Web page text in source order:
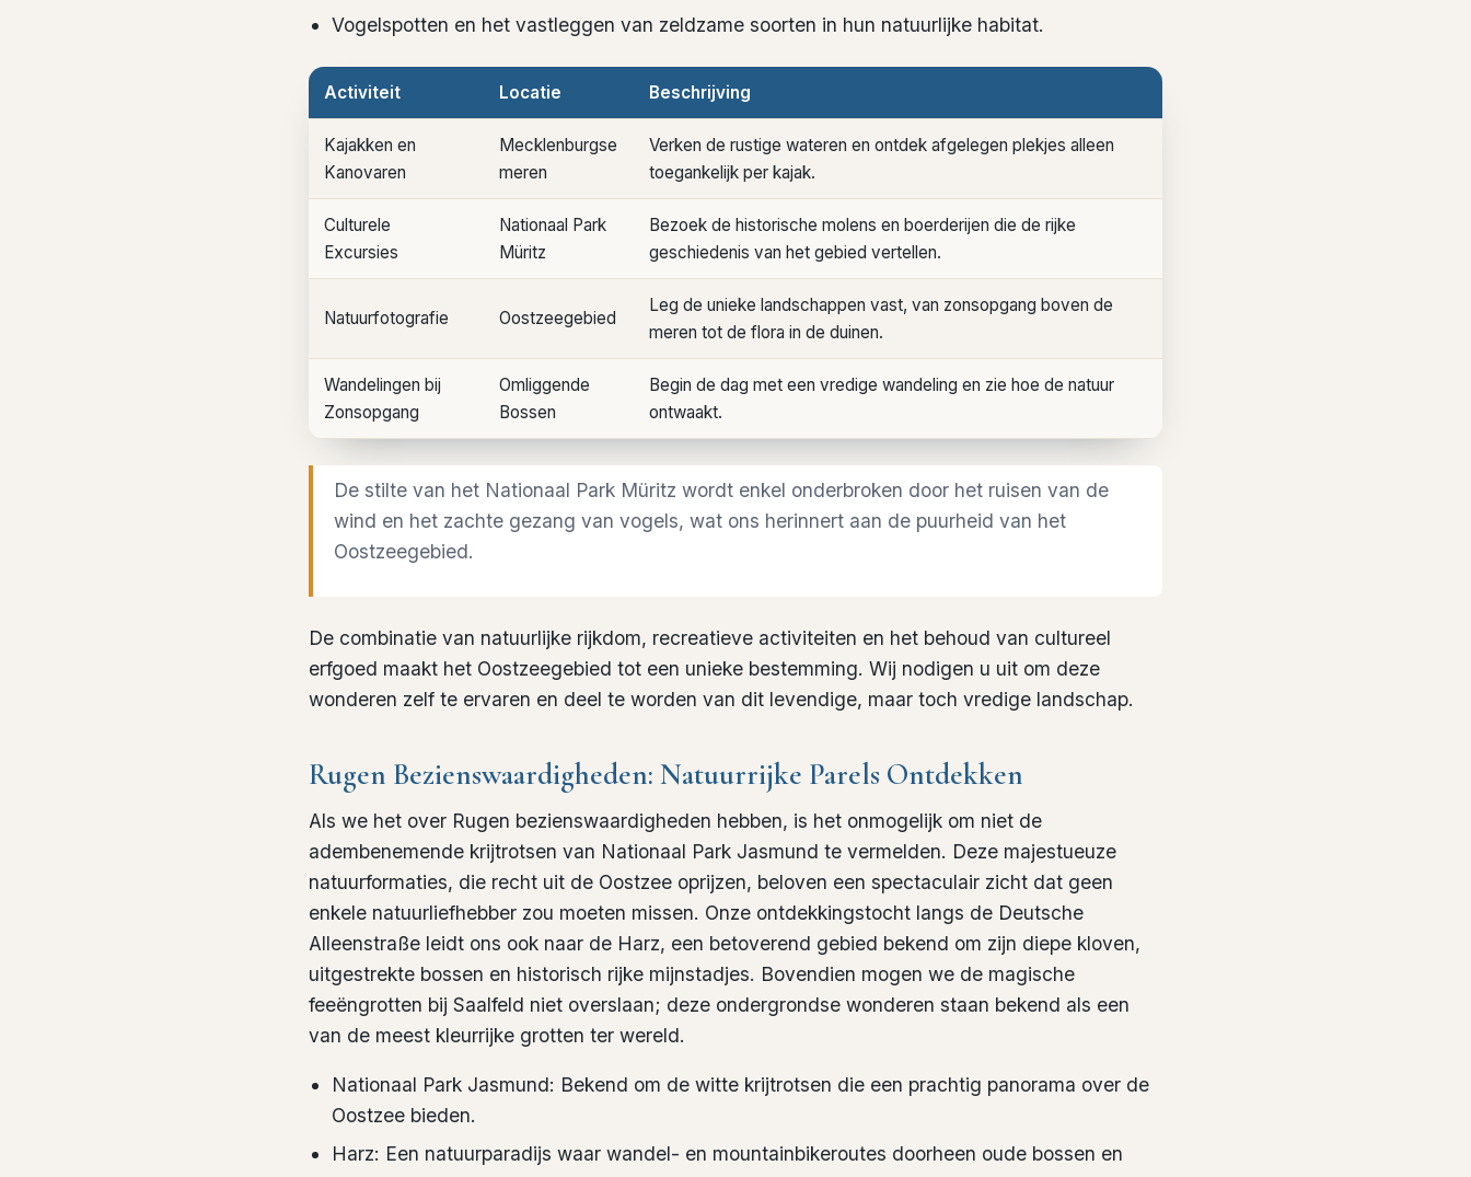
Vogelspotten en het vastleggen van zeldzame soorten in hun natuurlijke habitat.
Activiteit Locatie Beschrijving
Kajakken en
Kanovaren
Mecklenburgse
meren
Verken de rustige wateren en ontdek afgelegen plekjes alleen
toegankelijk per kajak.
Culturele
Excursies
Nationaal Park
Müritz
Bezoek de historische molens en boerderijen die de rijke
geschiedenis van het gebied vertellen.
Natuurfotografie Oostzeegebied
Leg de unieke landschappen vast, van zonsopgang boven de
meren tot de flora in de duinen.
Wandelingen bij
Zonsopgang
Omliggende
Bossen
Begin de dag met een vredige wandeling en zie hoe de natuur
ontwaakt.
De stilte van het Nationaal Park Müritz wordt enkel onderbroken door het ruisen van de
wind en het zachte gezang van vogels, wat ons herinnert aan de puurheid van het
Oostzeegebied.
De combinatie van natuurlijke rijkdom, recreatieve activiteiten en het behoud van cultureel
erfgoed maakt het Oostzeegebied tot een unieke bestemming. Wij nodigen u uit om deze
wonderen zelf te ervaren en deel te worden van dit levendige, maar toch vredige landschap.
Rugen Bezienswaardigheden: Natuurrijke Parels Ontdekken
Als we het over Rugen bezienswaardigheden hebben, is het onmogelijk om niet de
adembenemende krijtrotsen van Nationaal Park Jasmund te vermelden. Deze majestueuze
natuurformaties, die recht uit de Oostzee oprijzen, beloven een spectaculair zicht dat geen
enkele natuurliefhebber zou moeten missen. Onze ontdekkingstocht langs de Deutsche
Alleenstraße leidt ons ook naar de Harz, een betoverend gebied bekend om zijn diepe kloven,
uitgestrekte bossen en historisch rijke mijnstadjes. Bovendien mogen we de magische
feeëngrotten bij Saalfeld niet overslaan; deze ondergrondse wonderen staan bekend als een
van de meest kleurrijke grotten ter wereld.
Nationaal Park Jasmund: Bekend om de witte krijtrotsen die een prachtig panorama over de
Oostzee bieden.
Harz: Een natuurparadijs waar wandel- en mountainbikeroutes doorheen oude bossen en